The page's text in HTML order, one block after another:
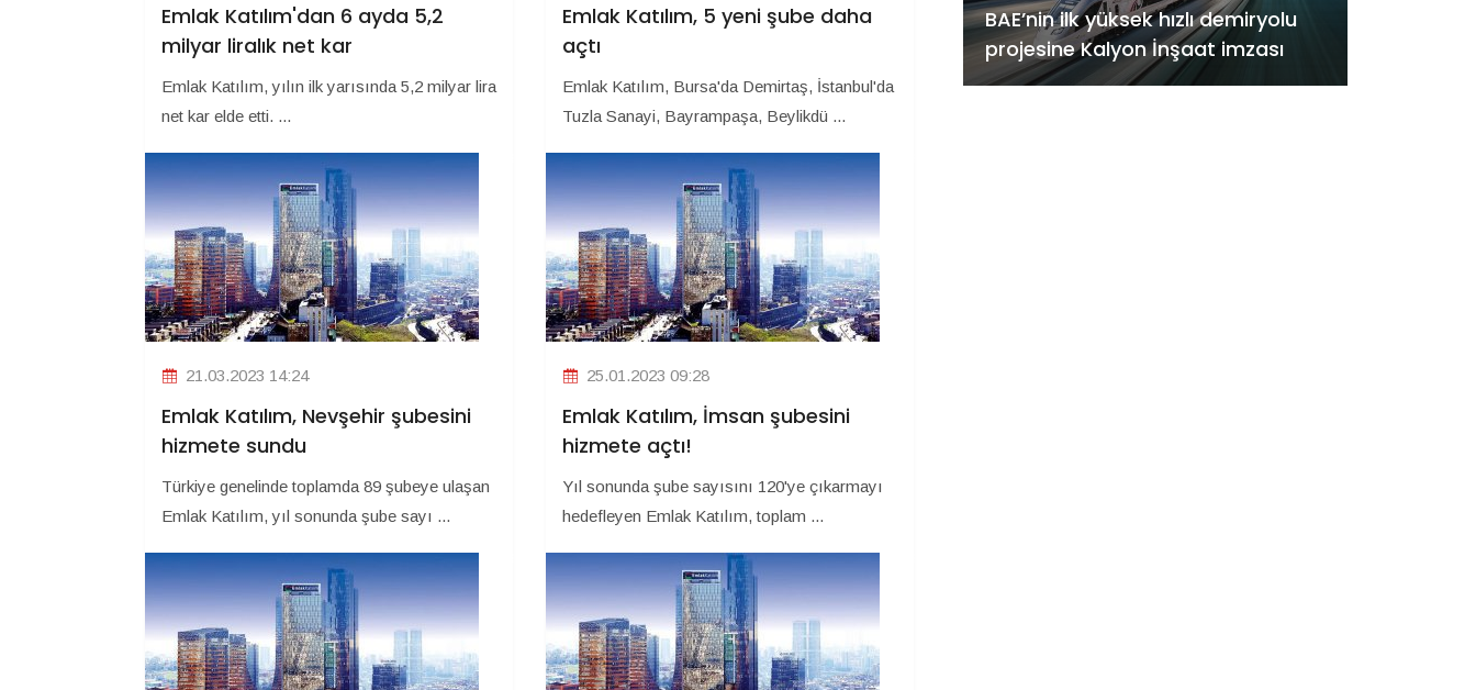
Emlak Katılım'dan 6 ayda 5,2
milyar liralık net kar
Emlak Katılım, yılın ilk yarısında 5,2 milyar lira
net kar elde etti. ...
Emlak Katılım, 5 yeni şube daha
açtı
Emlak Katılım, Bursa'da Demirtaş, İstanbul'da
Tuzla Sanayi, Bayrampaşa, Beylikdü ...
21.03.2023 14:24
Emlak Katılım, Nevşehir şubesini
hizmete sundu
Türkiye genelinde toplamda 89 şubeye ulaşan
Emlak Katılım, yıl sonunda şube sayı ...
25.01.2023 09:28
Emlak Katılım, İmsan şubesini
hizmete açtı!
Yıl sonunda şube sayısını 120'ye çıkarmayı
hedefleyen Emlak Katılım, toplam ...
BAE’nin ilk yüksek hızlı demiryolu
projesine Kalyon İnşaat imzası